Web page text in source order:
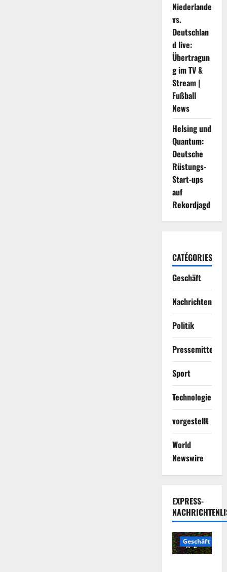
Niederlande
vs.
Deutschlan
d live:
Übertragun
g im TV &
Stream |
Fußball
News
Helsing und
Quantum:
Deutsche
Rüstungs-
Start-ups
auf
Rekordjagd
CATÉGORIES
Geschäft
Nachrichten
Politik
Sport
Technologie
vorgestellt
World
Newswire
EXPRESS-
2
Minuten
Geschäft